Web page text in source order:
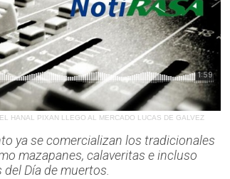
EL HANAL PIXAN LLEGO AL MERCADO LUCAS DE GALVEZ
ya se comercializan los tradicionales
mazapanes, calaveritas e incluso
Día de muertos.